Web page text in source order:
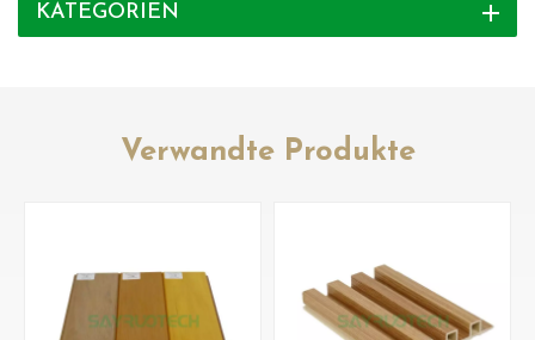
KATEGORIEN
Verwandte Produkte